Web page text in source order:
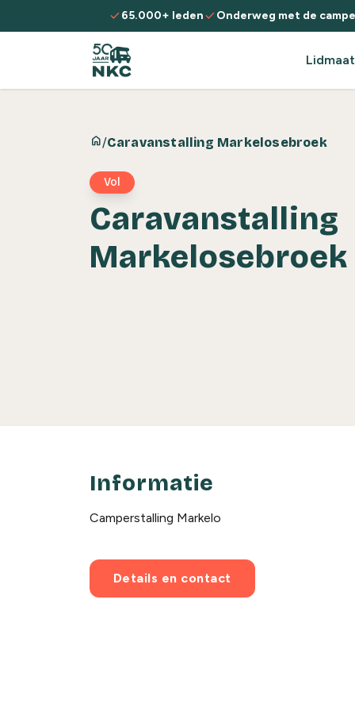
Spring naar de inhoud
check65.000+ ledencheckOnderweg met de
home/Caravanstalling Markelosebroek
Vol
Caravanstalling
Markelosebroek
Informatie
Camperstalling Markelo
Details en contact